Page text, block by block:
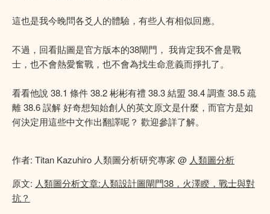
這也是我今晚問各爻人的體驗，有些人有相似回應。
不過，回看貼圖是官方版本的38閘門， 我肯定我不會是戰
士，也不會熱愛奮戰，也不會為找生命意義而掙扎了。
看看他說 38.1 條件 38.2 彬彬有禮 38.3 結盟 38.4 調查 38.5 疏
離 38.6 誤解 好奇想知始創人的英文原文是什麼，而官方是如
何決定用這些中文作出翻譯呢？ 歡迎參詳了解。
作者: Titan Kazuhiro 人類圖分析研究專家 @ 人類圖分析
原文: 人類圖分析文章:人類設計圖閘門38，火澤睽，戰士與對
抗？